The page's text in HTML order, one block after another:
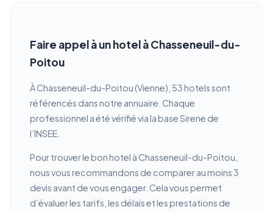
Faire appel à un hotel à Chasseneuil-du-
Poitou
À Chasseneuil-du-Poitou (Vienne), 53 hotels sont
référencés dans notre annuaire. Chaque
professionnel a été vérifié via la base Sirene de
l’INSEE.
Pour trouver le bon hotel à Chasseneuil-du-Poitou,
nous vous recommandons de comparer au moins 3
devis avant de vous engager. Cela vous permet
d’évaluer les tarifs, les délais et les prestations de